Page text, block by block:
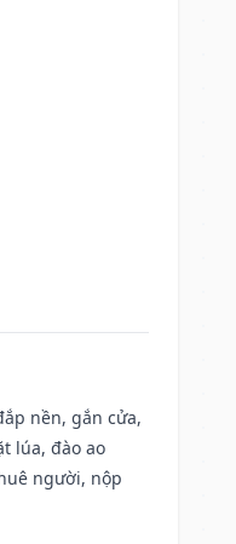
nền, gắn cửa,
lúa, đào ao
người, nộp